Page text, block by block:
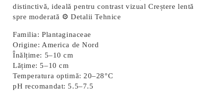
distinctivă, ideală pentru contrast vizual Creștere lentă
spre moderată ⚙️ Detalii Tehnice
Familia: Plantaginaceae
Origine: America de Nord
Înălțime: 5–10 cm
Lățime: 5–10 cm
Temperatura optimă: 20–28°C
pH recomandat: 5.5–7.5